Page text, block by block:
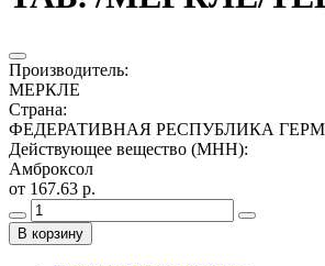
Производитель:
МЕРКЛЕ
Страна:
ФЕДЕРАТИВНАЯ РЕСПУБЛИКА
Действующее вещество (МНН):
Амброксол
от 167.63 р.
В корзину